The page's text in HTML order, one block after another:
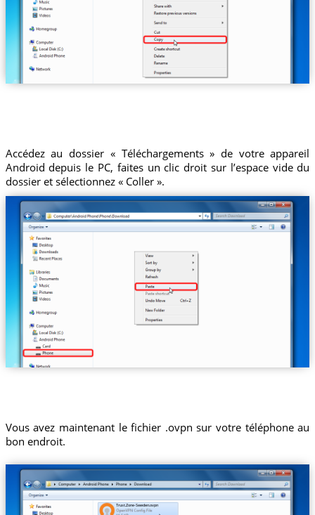
Accédez au dossier « Téléchargements » de votre appareil
Android depuis le PC, faites un clic droit sur l’espace vide du
dossier et sélectionnez « Coller ».
Vous avez maintenant le fichier .ovpn sur votre téléphone au
bon endroit.
Trust.Zone-Sweden.ovpn